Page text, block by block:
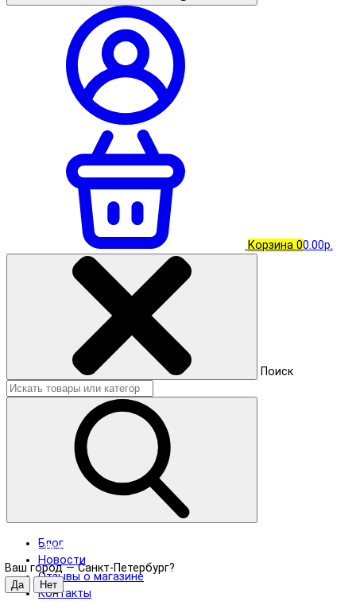
Корзина 00.00р.
Поиск
Санкт-Петербург
Ваш город —Санкт-Петербург?
Блог
Новости
Отзывы о магазине
Контакты